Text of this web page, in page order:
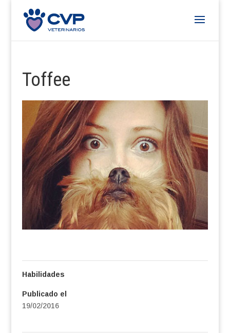
Toffee
Habilidades
Publicado el
19/02/2016